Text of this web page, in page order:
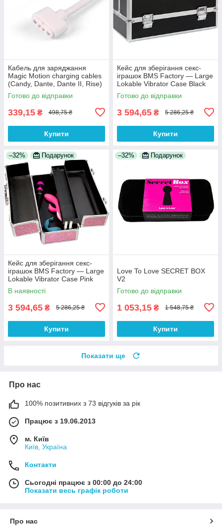
Кабель для заряджання
Magic Motion charging cables
(Candy, Dante, Dante II, Rise)
Готово до відправки
339,15 ₴ 498,75 ₴
Купити
Кейс для зберігання секс-
іграшок BMS Factory — Large
Lokable Vibrator Case Black
Готово до відправки
3 594,65 ₴ 5 286,25 ₴
Купити
–32% Подарунок
Кейс для зберігання секс-
іграшок BMS Factory — Large
Lokable Vibrator Case Pink
В наявності
3 594,65 ₴ 5 286,25 ₴
Купити
–32% Подарунок
Love To Love SECRET BOX
V2
Готово до відправки
1 053,15 ₴ 1 548,75 ₴
Купити
Показати ще
Про нас
100% позитивних з 73 відгуків за рік
Працює з 19.06.2013
м. Київ
Київ, Україна
Контакти
Сьогодні працює з 00:00 до 24:00
Показати весь графік роботи
Про нас